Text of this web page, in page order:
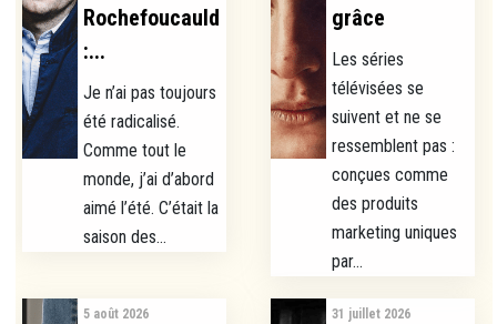
Rochefoucauld
:...
Je n’ai pas toujours
été radicalisé.
Comme tout le
monde, j’ai d’abord
aimé l’été. C’était la
saison des...
grâce
Les séries
télévisées se
suivent et ne se
ressemblent pas :
conçues comme
des produits
marketing uniques
par...
5 août 2026 31 juillet 2026